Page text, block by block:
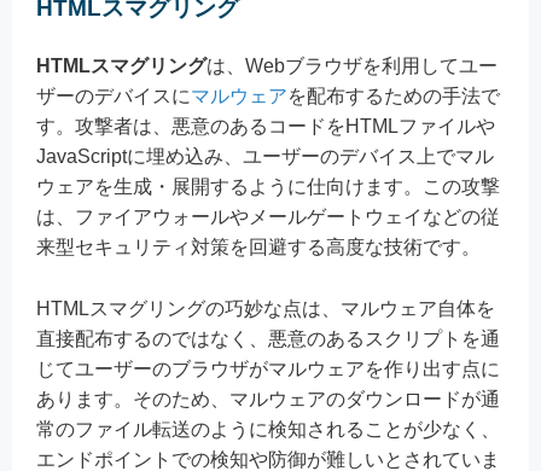
HTMLスマグリング
HTMLスマグリングは、Webブラウザを利用してユー
ザーのデバイスにマルウェアを配布するための手法で
す。攻撃者は、悪意のあるコードをHTMLファイルや
JavaScriptに埋め込み、ユーザーのデバイス上でマル
ウェアを生成・展開するように仕向けます。この攻撃
は、ファイアウォールやメールゲートウェイなどの従
来型セキュリティ対策を回避する高度な技術です。
HTMLスマグリングの巧妙な点は、マルウェア自体を
直接配布するのではなく、悪意のあるスクリプトを通
じてユーザーのブラウザがマルウェアを作り出す点に
あります。そのため、マルウェアのダウンロードが通
常のファイル転送のように検知されることが少なく、
エンドポイントでの検知や防御が難しいとされていま